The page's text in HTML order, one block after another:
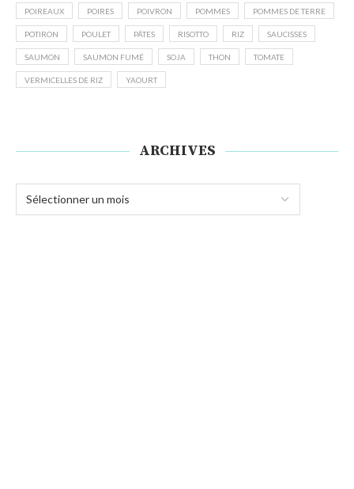
POIREAUX POIRES POIVRON POMMES POMMES DE TERRE
POTIRON POULET PÂTES RISOTTO RIZ SAUCISSES
SAUMON SAUMON FUMÉ SOJA THON TOMATE
VERMICELLES DE RIZ YAOURT
ARCHIVES